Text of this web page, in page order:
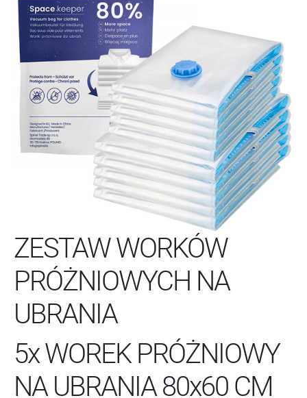
ZESTAW WORKÓW
PRÓŻNIOWYCH NA
UBRANIA
5x WOREK PRÓŻNIOWY
NA UBRANIA 80x60 CM